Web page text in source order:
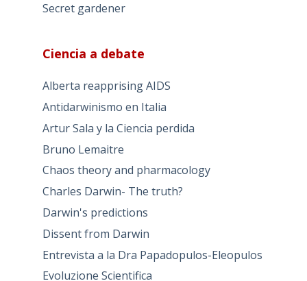
Secret gardener
Ciencia a debate
Alberta reapprising AIDS
Antidarwinismo en Italia
Artur Sala y la Ciencia perdida
Bruno Lemaitre
Chaos theory and pharmacology
Charles Darwin- The truth?
Darwin's predictions
Dissent from Darwin
Entrevista a la Dra Papadopulos-Eleopulos
Evoluzione Scientifica